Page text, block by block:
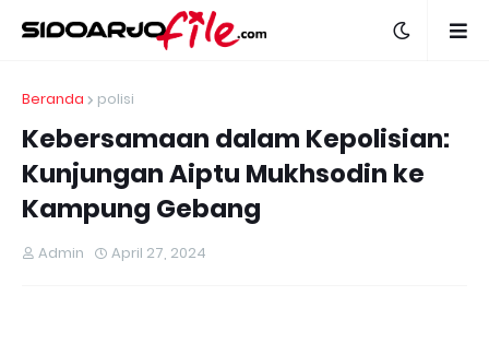
Beranda polisi
Kebersamaan dalam Kepolisian:
Kunjungan Aiptu Mukhsodin ke
Kampung Gebang
Admin April 27, 2024